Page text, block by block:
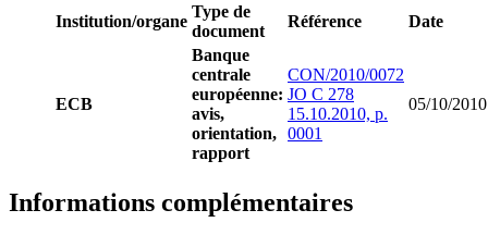
Institution/organe
Type de
document
Référence Date
ECB
Banque
centrale
européenne:
avis,
orientation,
rapport
CON/2010/0072
JO C 278
15.10.2010, p.
0001
05/10/2010
Informations complémentaires